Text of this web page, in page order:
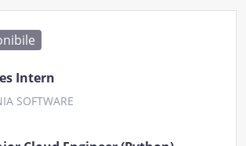
Intern
SOFTWARE